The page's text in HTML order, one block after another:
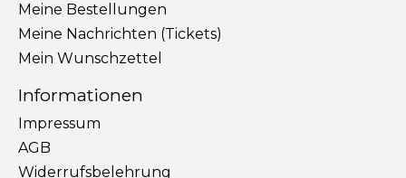
Meine Bestellungen
Meine Nachrichten (Tickets)
Mein Wunschzettel
Informationen
Impressum
AGB
Widerrufsbelehrung